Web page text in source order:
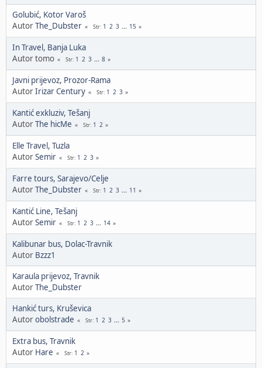
Golubić, Kotor Varoš
AutorThe_Dubster Str 1 2 3 ... 15
In Travel, Banja Luka
Autor tomo
Str 1 2 3 ... 8
Javni prijevoz, Prozor-Rama
AutorIrizar Century Str 1 2 3
Kantić exkluziv, Tešanj
AutorThe hicMe Str 1 2
Elle Travel, Tuzla
AutorSemir Str 1 2 3
Farre tours, Sarajevo/Celje
AutorThe_Dubster Str 1 2 3 ... 11
Kantić Line, Tešanj
AutorSemir Str 1 2 3 ... 14
Kalibunar bus, Dolac-Travnik
Autor Bzzz1
Karaula prijevoz, Travnik
AutorThe_Dubster
Hankić turs, Kruševica
Autorobolstrade Str 1 2 3 ... 5
Extra bus, Travnik
Autor Hare Str 1 2